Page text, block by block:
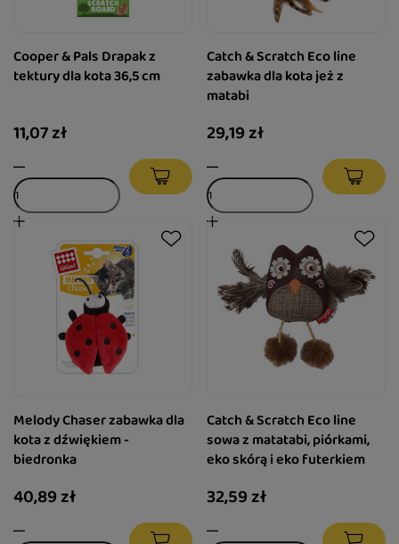
Cooper & Pals Drapak z
tektury dla kota 36,5 cm
11,07 zł
Catch & Scratch Eco line
zabawka dla kota jeż z
matabi
29,19 zł
Melody Chaser zabawka dla
kota z dźwiękiem -
biedronka
40,89 zł
Catch & Scratch Eco line
sowa z matatabi, piórkami,
eko skórą i eko futerkiem
32,59 zł